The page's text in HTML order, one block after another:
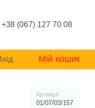
(067) 127 70 08
Мій кошик
Артикул
01/07/03/157